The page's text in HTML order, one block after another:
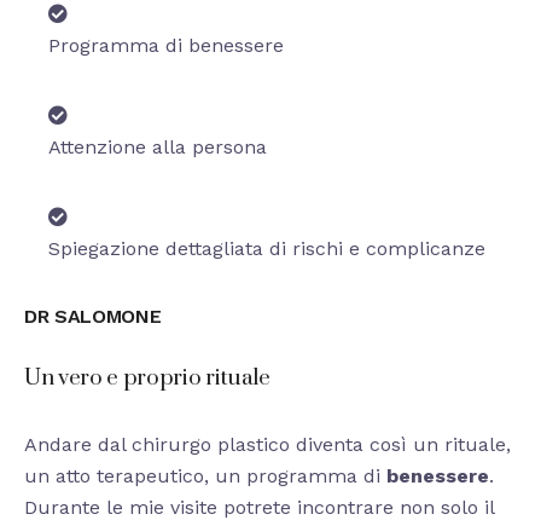
Programma di benessere
Attenzione alla persona
Spiegazione dettagliata di rischi e complicanze
DR SALOMONE
Un vero e proprio rituale
Andare dal chirurgo plastico diventa così un rituale,
un atto terapeutico, un programma di benessere.
Durante le mie visite potrete incontrare non solo il